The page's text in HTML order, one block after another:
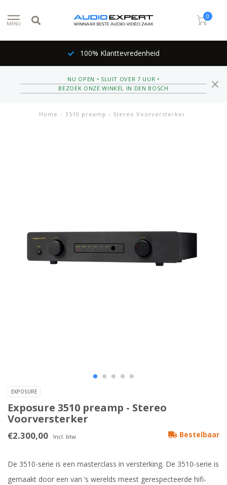
MENU
0
100% Klanttevredenheid
NU OPEN • SLUIT OVER 7 UUR •
BEZOEK ONZE WINKEL IN DEN BOSCH
Home / 3510 preamp - Stereo Voorversterker
EXPOSURE
Exposure 3510 preamp - Stereo
Voorversterker
€2.300,00 Incl. btw Bestelbaar
De 3510-serie is een masterclass in versterking. De 3510-serie is
gemaakt door een van ‘s werelds meest gerespecteerde hifi-